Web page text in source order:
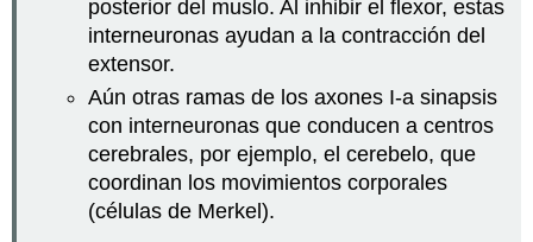
posterior del muslo. Al inhibir el flexor, estas
interneuronas ayudan a la contracción del
extensor.
Aún otras ramas de los axones I-a sinapsis
con interneuronas que conducen a centros
cerebrales, por ejemplo, el cerebelo, que
coordinan los movimientos corporales
(células de Merkel).